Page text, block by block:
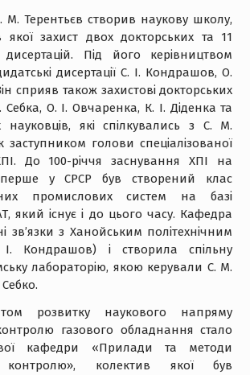
Терентьєв створив наукову школу,
якої захист двох докторських та 11
дисертацій. Під його керівництвом
дисертації С. І. Кондрашов, О.
сприяв також захистові докторських
Себка, О. І. Овчаренка, К. І. Діденка та
науковців, які спілкувались з С. М.
заступником голови спеціалізованої
До 100-річчя заснування ХПІ на
у СРСР був створений клас
промислових систем на базі
який існує і до цього часу. Кафедра
зв’язки з Ханойським політехнічним
І. Кондрашов) і створила спільну
лабораторію, якою керували С. М.
розвитку наукового напряму
газового обладнання стало
кафедри «Прилади та методи
контролю», колектив якої був